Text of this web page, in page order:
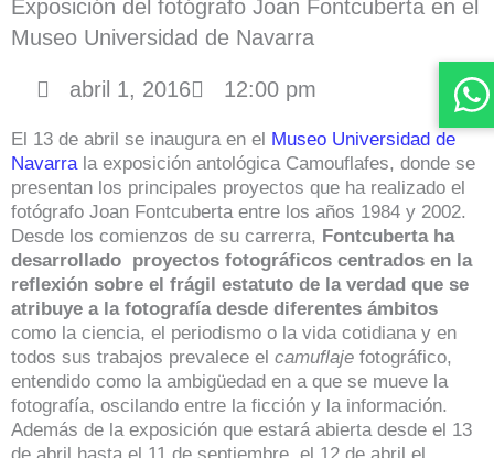
Exposición del fotógrafo Joan Fontcuberta en el
Museo Universidad de Navarra
abril 1, 2016 12:00 pm
El 13 de abril se inaugura en el Museo Universidad de
Navarra la exposición antológica Camouflafes, donde se
presentan los principales proyectos que ha realizado el
fotógrafo Joan Fontcuberta entre los años 1984 y 2002.
Desde los comienzos de su carrerra, Fontcuberta ha
desarrollado proyectos fotográficos centrados en la
reflexión sobre el frágil estatuto de la verdad que se
atribuye a la fotografía desde diferentes ámbitos
como la ciencia, el periodismo o la vida cotidiana y en
todos sus trabajos prevalece el camuflaje fotográfico,
entendido como la ambigüedad en a que se mueve la
fotografía, oscilando entre la ficción y la información.
Además de la exposición que estará abierta desde el 13
de abril hasta el 11 de septiembre, el 12 de abril el